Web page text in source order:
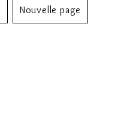
Nouvelle page